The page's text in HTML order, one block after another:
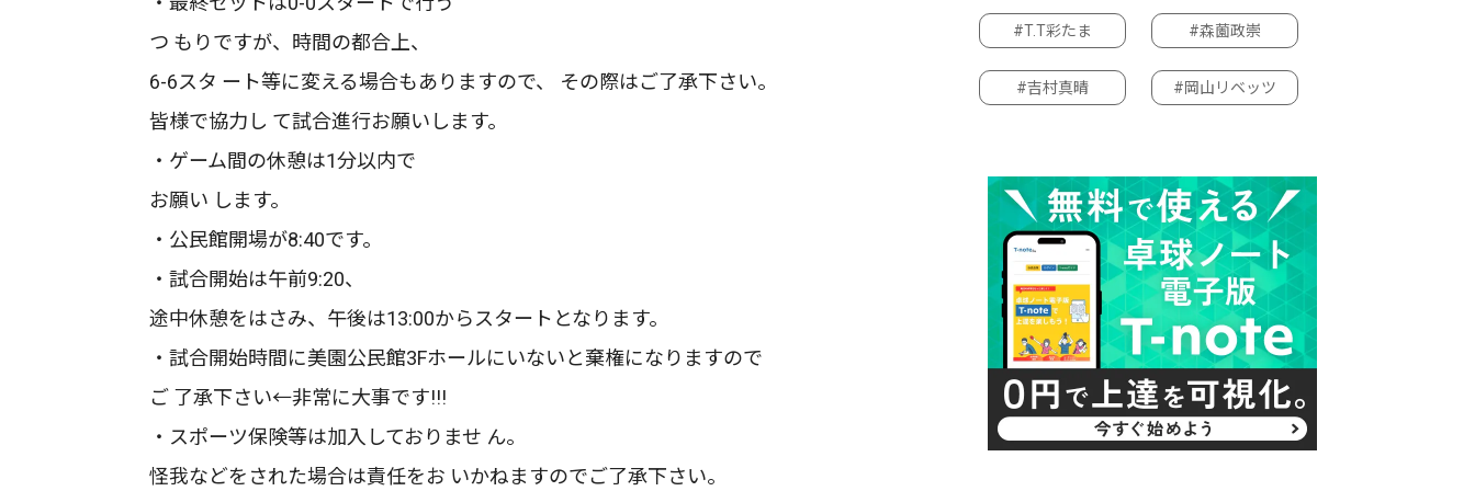
つ もりですが、時間の都合上、
6-6スタ ート等に変える場合もありますので、 その際はご了承下さい。
皆様で協力し て試合進行お願いします。
・ゲーム間の休憩は1分以内で
お願い します。
・公民館開場が8:40です。
・試合開始は午前9:20、
途中休憩をはさみ、午後は13:00からスタートとなります。
・試合開始時間に美園公民館3Fホールにいないと棄権になりますので
ご 了承下さい←非常に大事です!!!
・スポーツ保険等は加入しておりませ ん。
怪我などをされた場合は責任をお いかねますのでご了承下さい。
#T.T彩たま #森薗政崇
#吉村真晴 #岡山リベッツ